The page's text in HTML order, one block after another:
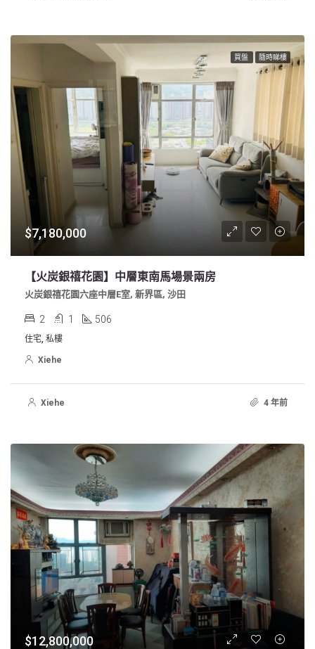
買盤 隨時睇樓
$7,180,000
【火炭銀禧花園】中層東南馬場景兩房
火炭銀禧花園六座中層E室, 新界區, 沙田
2 1 506
住宅, 私樓
Xiehe
Xiehe 4 年前
$12,800,000